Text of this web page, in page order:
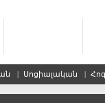
| Սոցիալական |